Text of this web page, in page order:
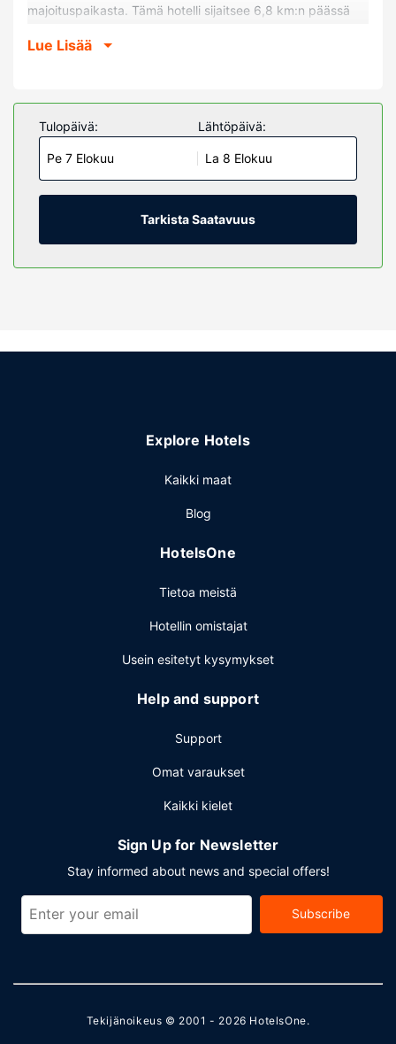
majoituspaikasta. Tämä hotelli sijaitsee 6,8 km:n päässä
kohteesta Galveston Schlitterbahn Waterpark.
Kaikissa 60 huoneessa on ilmastointi, jääkaappi sekä
taulutelevisio. Mukavuuksiin kuuluu kaapelikanavat sekä
ilmainen langaton internetyhteys. Huoneissa on oma
kylpyhuone, ja sen varusteluun kuuluu suihkun ja
kylpyammeen yhdistelmä, ilmaiset hygieniatuotteet ja
hiustenkuivaaja. Varusteluun kuuluu puhelin, työpöytä ja
Kiinteistön miellyttävyys
Hotellin tarjoamiin harrastuksiin/mukavuuksiin kuuluu
myyntiautomaatti.
Käytössäsi on ympäri vuorokauden auki oleva vastaanotto,
Lue Lisää
Tulopäivä:
Pe 7 Elokuu
Lähtöpäivä:
La 8 Elokuu
Tarkista Saatavuus
Explore Hotels
Kaikki maat
Blog
HotelsOne
Tietoa meistä
Hotellin omistajat
Usein esitetyt kysymykset
Help and support
Support
Omat varaukset
Kaikki kielet
Sign Up for Newsletter
Stay informed about news and special offers!
Subscribe
Tekijänoikeus © 2001 - 2026 HotelsOne.